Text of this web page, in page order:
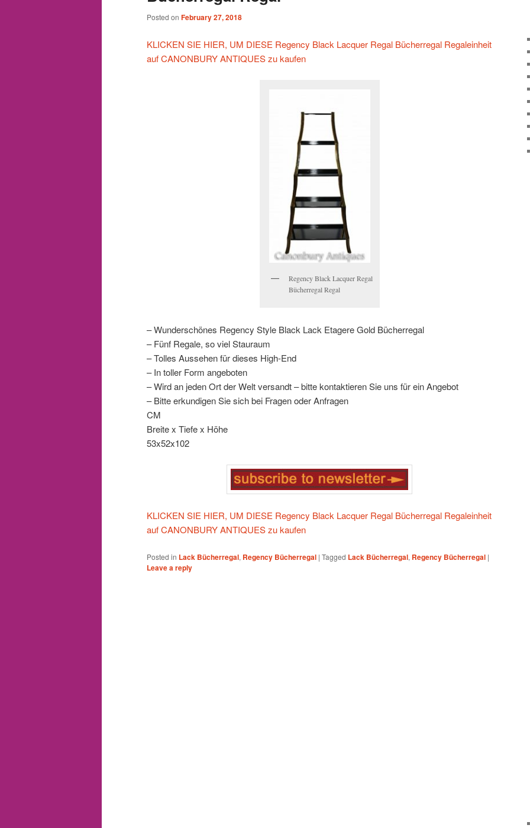
Posted on February 27, 2018
KLICKEN SIE HIER, UM DIESE Regency Black Lacquer Regal Bücherregal Regaleinheit
auf CANONBURY ANTIQUES zu kaufen
Regency Black Lacquer Regal
Bücherregal Regal
– Wunderschönes Regency Style Black Lack Etagere Gold Bücherregal
– Fünf Regale, so viel Stauraum
– Tolles Aussehen für dieses High-End
– In toller Form angeboten
– Wird an jeden Ort der Welt versandt – bitte kontaktieren Sie uns für ein Angebot
– Bitte erkundigen Sie sich bei Fragen oder Anfragen
CM
Breite x Tiefe x Höhe
53x52x102
KLICKEN SIE HIER, UM DIESE Regency Black Lacquer Regal Bücherregal Regaleinheit
auf CANONBURY ANTIQUES zu kaufen
Posted in Lack Bücherregal, Regency Bücherregal | Tagged Lack Bücherregal, Regency Bücherregal |
Leave a reply